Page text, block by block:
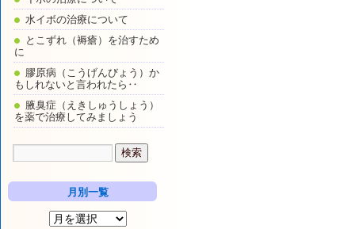
水イボの治療について
とこずれ（褥瘡）を治すため
に
膠原病（こうげんびょう）か
もしれないと言われたら‥
腋臭症（えきしゅうしょう）
を薬で治療してみましょう
月別一覧
月
別